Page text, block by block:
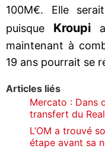
100M€. Elle
puisque Kroupi
maintenant à
19 ans pourrait se
Articles liés
Mercato : Dans
transfert du
L’OM a trouvé
étape avant sa